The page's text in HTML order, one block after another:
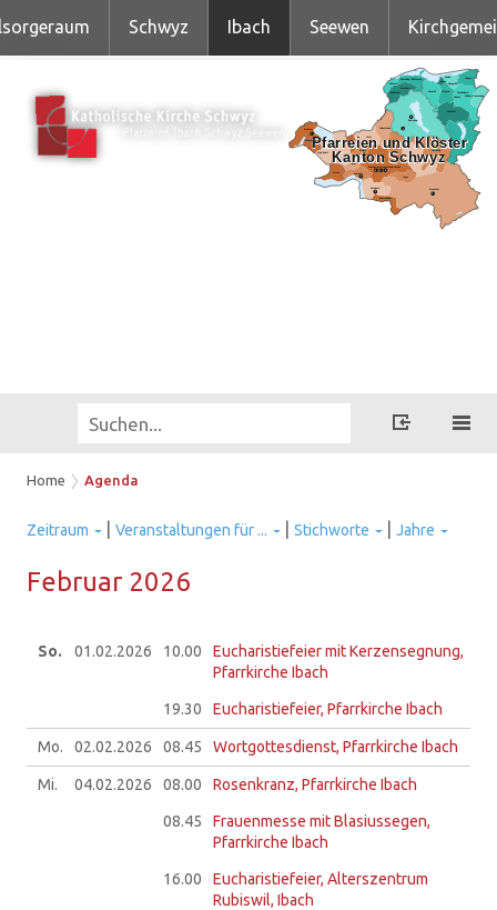
Schwyz Ibach Seewen
Home Agenda
Zeitraum Veranstaltungen für ... Stichworte Jahre
Fe­bru­ar 2026
So. 01.02.2026 10.00
Eucharistiefeier mit Kerzensegnung,
Pfarrkirche Ibach
19.30 Eucharistiefeier, Pfarrkirche Ibach
Mo. 02.02.2026 08.45 Wortgottesdienst, Pfarrkirche Ibach
Mi. 04.02.2026 08.00 Rosenkranz, Pfarrkirche Ibach
08.45
Frauenmesse mit Blasiussegen,
Pfarrkirche Ibach
16.00
Eucharistiefeier, Alterszentrum
Rubiswil, Ibach